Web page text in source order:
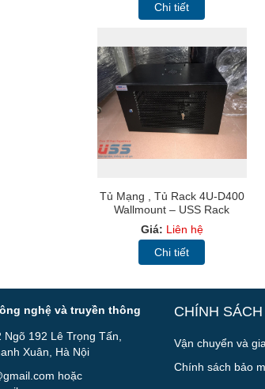
Chi tiết
Tủ Mạng , Tủ Rack 4U-D400
Wallmount – USS Rack
4U400
Giá: Liên hệ
Chi tiết
nghệ và truyền thông
192 Lê Trọng Tấn,
Xuân, Hà Nội
hoặc
CHÍNH
Vận chuyển và
Chính sách bảo